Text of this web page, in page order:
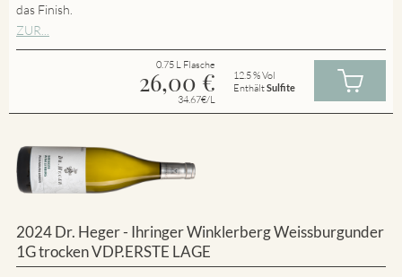
das Finish.
ZUR...
0.75 L Flasche
26,00 €
34.67€/L
12.5 % Vol
EnthältSulfite
2024 Dr. Heger - Ihringer Winklerberg Weissburgunder
1G trocken VDP.ERSTE LAGE